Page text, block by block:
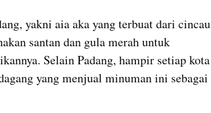
yakni aia aka yang terbuat dari cincau
santan dan gula merah untuk
Selain Padang, hampir setiap kota
yang menjual minuman ini sebagai